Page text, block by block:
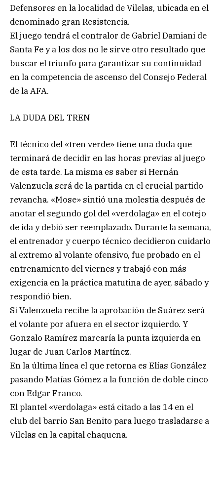
Defensores en la localidad de Vilelas, ubicada en el
denominado gran Resistencia.
El juego tendrá el contralor de Gabriel Damiani de
Santa Fe y a los dos no le sirve otro resultado que
buscar el triunfo para garantizar su continuidad
en la competencia de ascenso del Consejo Federal
de la AFA.
LA DUDA DEL TREN
El técnico del «tren verde» tiene una duda que
terminará de decidir en las horas previas al juego
de esta tarde. La misma es saber si Hernán
Valenzuela será de la partida en el crucial partido
revancha. «Mose» sintió una molestia después de
anotar el segundo gol del «verdolaga» en el cotejo
de ida y debió ser reemplazado. Durante la semana,
el entrenador y cuerpo técnico decidieron cuidarlo
al extremo al volante ofensivo, fue probado en el
entrenamiento del viernes y trabajó con más
exigencia en la práctica matutina de ayer, sábado y
respondió bien.
Si Valenzuela recibe la aprobación de Suárez será
el volante por afuera en el sector izquierdo. Y
Gonzalo Ramírez marcaría la punta izquierda en
lugar de Juan Carlos Martínez.
En la última línea el que retorna es Elías González
pasando Matías Gómez a la función de doble cinco
con Edgar Franco.
El plantel «verdolaga» está citado a las 14 en el
club del barrio San Benito para luego trasladarse a
Vilelas en la capital chaqueña.